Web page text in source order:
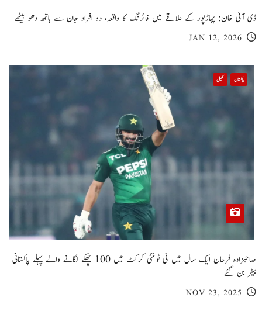
ڈی آئی خان: پہاڑپور کے علاقے میں فائرنگ کا واقعہ، دو افراد جان سے ہاتھ دھو بیٹھے
JAN 12, 2026
پاکستان کھیل
صاحبزادہ فرحان ایک سال میں ٹی ٹوئنٹی کرکٹ میں 100 چھکے لگانے والے پہلے پاکستانی
بیٹر بن گئے
NOV 23, 2025